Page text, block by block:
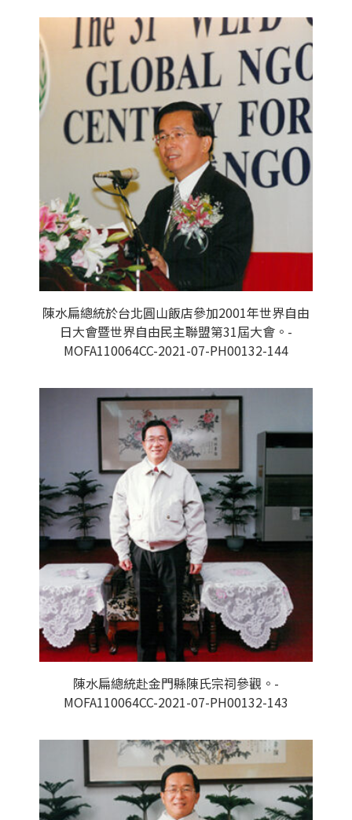
陳水扁總統於台北圓山飯店參加2001年世界自由
日大會暨世界自由民主聯盟第31屆大會。-
MOFA110064CC-2021-07-PH00132-144
陳水扁總統赴金門縣陳氏宗祠參觀。-
MOFA110064CC-2021-07-PH00132-143